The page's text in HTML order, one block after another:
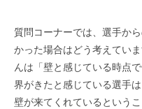
質問コーナーでは、選手か
かった場合はどう考えてい
んは「壁と感じている時点
界がきたと感じている選手
壁が来てくれているという